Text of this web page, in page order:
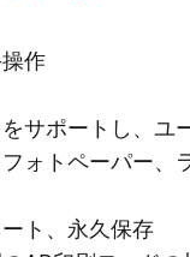
作
サポートし、ユ
ォトペーパー、
ト、永久保存